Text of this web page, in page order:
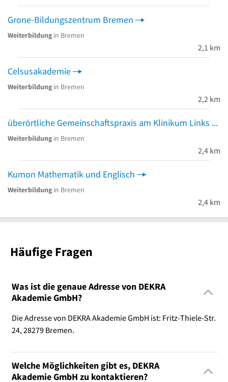
Grone-Bildungszentrum Bremen
Weiterbildung in Bremen
2,1 km
Celsusakademie
Weiterbildung in Bremen
2,2 km
überörtliche Gemeinschaftspraxis am Klinikum Links der Weser Dres. Schwartz & Partner
Weiterbildung in Bremen
2,4 km
Kumon Mathematik und Englisch
Weiterbildung in Bremen
2,4 km
Häufige Fragen
Was ist die genaue Adresse von DEKRA
Akademie GmbH?
Die Adresse von DEKRA Akademie GmbH ist: Fritz-Thiele-Str.
24, 28279 Bremen.
Welche Möglichkeiten gibt es, DEKRA
Akademie GmbH zu kontaktieren?